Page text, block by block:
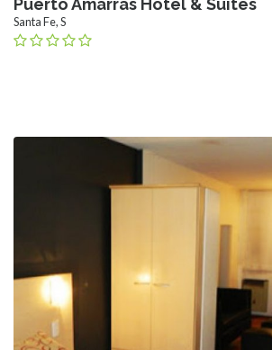
Puerto Amarras Hotel & Suites
Santa Fe, S